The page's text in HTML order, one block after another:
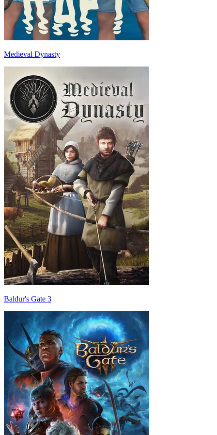
Medieval Dynasty
Baldur's Gate 3